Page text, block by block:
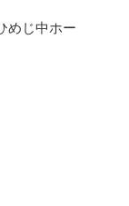
めじ中ホー